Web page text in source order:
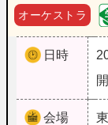
オーケストラ
日時
会場